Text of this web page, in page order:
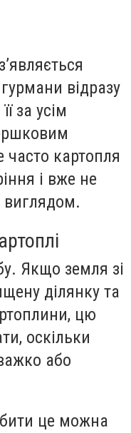
відразу
за усім
картопля
і вже не
виглядом.
Якщо земля зі
ділянку та
цю
оскільки
або
це можна